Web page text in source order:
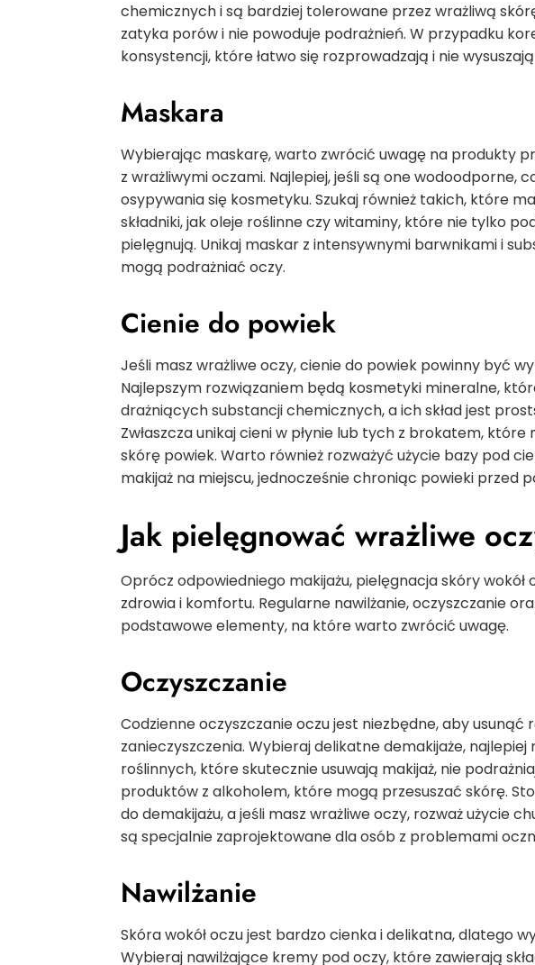
chemicznych i są bardziej tolerowane przez wrażliwą
zatyka porów i nie powoduje podrażnień. W przypadku
konsystencji, które łatwo się rozprowadzają i nie
Maskara
Wybierając maskarę, warto zwrócić uwagę na produkty
z wrażliwymi oczami. Najlepiej, jeśli są one wodoodporne,
osypywania się kosmetyku. Szukaj również takich, które
składniki, jak oleje roślinne czy witaminy, które nie tylko
pielęgnują. Unikaj maskar z intensywnymi barwnikami i
mogą podrażniać oczy.
Cienie do powiek
Jeśli masz wrażliwe oczy, cienie do powiek powinny być
Najlepszym rozwiązaniem będą kosmetyki mineralne,
drażniących substancji chemicznych, a ich skład jest
Zwłaszcza unikaj cieni w płynie lub tych z brokatem,
skórę powiek. Warto również rozważyć użycie bazy pod
makijaż na miejscu, jednocześnie chroniąc powieki przed
Jak pielęgnować wrażliwe
Oprócz odpowiedniego makijażu, pielęgnacja skóry wokół
zdrowia i komfortu. Regularne nawilżanie, oczyszczanie
podstawowe elementy, na które warto zwrócić uwagę.
Oczyszczanie
Codzienne oczyszczanie oczu jest niezbędne, aby usunąć
zanieczyszczenia. Wybieraj delikatne demakijaże,
roślinnych, które skutecznie usuwają makijaż, nie
produktów z alkoholem, które mogą przesuszać skórę.
do demakijażu, a jeśli masz wrażliwe oczy, rozważ użycie
są specjalnie zaprojektowane dla osób z problemami
Nawilżanie
Skóra wokół oczu jest bardzo cienka i delikatna, dlatego
Wybieraj nawilżające kremy pod oczy, które zawierają